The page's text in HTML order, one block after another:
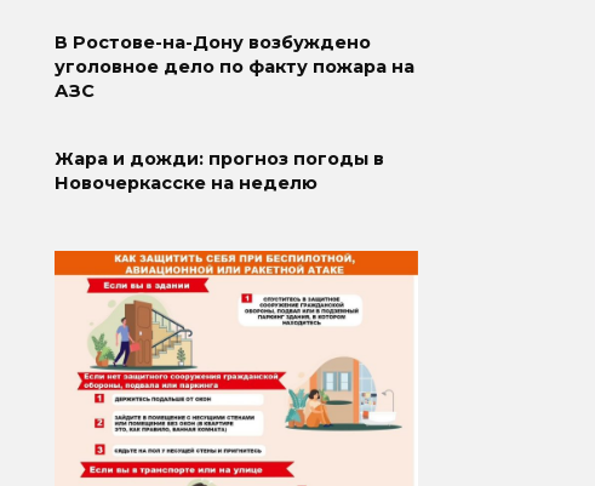
В Ростове-на-Дону возбуждено
уголовное дело по факту пожара на
АЗС
Жара и дожди: прогноз погоды в
Новочеркасске на неделю